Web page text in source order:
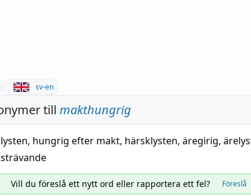
sv-en
till makthungrig
, hungrig efter makt, härsklysten, äregirig,
Vill du föreslå ett nytt ord eller rapportera ett fel? Föreslå